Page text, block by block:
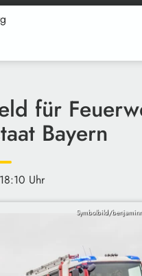
für
Bayern
Uhr
Symbolbild/